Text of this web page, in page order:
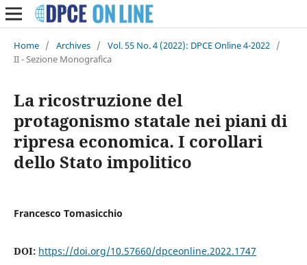
Home / Archives / Vol. 55 No. 4 (2022): DPCE Online 4-2022 /
II - Sezione Monografica
La ricostruzione del
protagonismo statale nei piani di
ripresa economica. I corollari
dello Stato impolitico
Francesco Tomasicchio
DOI: https://doi.org/10.57660/dpceonline.2022.1747